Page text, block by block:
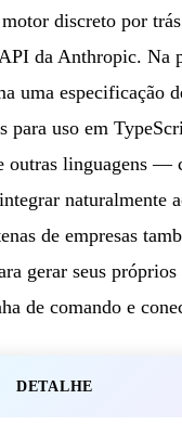
discreto por
da Anthropic. Na
uma especificação
para uso em
outras linguagens —
naturalmente
de empresas
gerar seus
de comando e
DETALHE